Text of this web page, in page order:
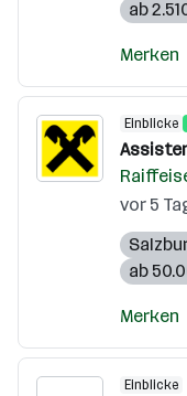
ab
Merken
Einblicke
vor 5
ab
Merken
Einblicke